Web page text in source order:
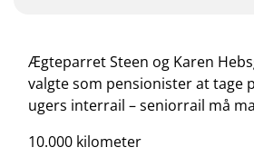
Ægteparret Steen og Karen
valgte som pensionister at tage
ugers interrail – seniorrail må
10.000 kilometer